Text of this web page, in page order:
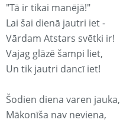
"Tā ir tikai manējā!"
Lai šai dienā jautri iet -
Vārdam Atstars svētki ir!
Vajag glāzē šampi liet,
Un tik jautri dancī iet!
Šodien diena varen jauka,
Mākonīša nav neviena,